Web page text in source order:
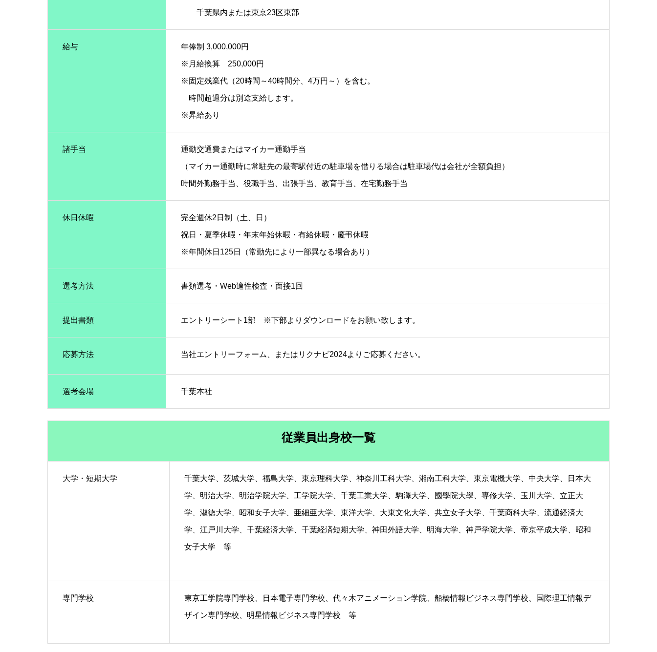
千葉県内または東京23区東部
給与 年俸制 3,000,000円
※月給換算 250,000円
※固定残業代（20時間～40時間分、4万円～）を含む。
時間超過分は別途支給します。
※昇給あり
諸手当 通勤交通費またはマイカー通勤手当
（マイカー通勤時に常駐先の最寄駅付近の駐車場を借りる場合は駐車場代は会社が全額負担）
時間外勤務手当、役職手当、出張手当、教育手当、在宅勤務手当
休日休暇 完全週休2日制（土、日）
祝日・夏季休暇・年末年始休暇・有給休暇・慶弔休暇
※年間休日125日（常勤先により一部異なる場合あり）
選考方法 書類選考・Web適性検査・面接1回
提出書類 エントリーシート1部 ※下部よりダウンロードをお願い致します。
応募方法 当社エントリーフォーム、またはリクナビ2024よりご応募ください。
選考会場 千葉本社
従業員出身校一覧
大学・短期大学 千葉大学、茨城大学、福島大学、東京理科大学、神奈川工科大学、湘南工科大学、東京電機大学、中央大学、日本大
学、明治大学、明治学院大学、工学院大学、千葉工業大学、駒澤大学、國學院大學、専修大学、玉川大学、立正大
学、淑徳大学、昭和女子大学、亜細亜大学、東洋大学、大東文化大学、共立女子大学、千葉商科大学、流通経済大
学、江戸川大学、千葉経済大学、千葉経済短期大学、神田外語大学、明海大学、神戸学院大学、帝京平成大学、昭和
女子大学 等
専門学校 東京工学院専門学校、日本電子専門学校、代々木アニメーション学院、船橋情報ビジネス専門学校、国際理工情報デ
ザイン専門学校、明星情報ビジネス専門学校 等